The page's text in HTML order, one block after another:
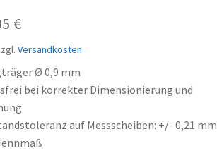
€
€Aktueller
Preis
ist:
19,05 €.
Versandkosten
Ø 0,9 mm
bei korrekter Dimensionierung und
auf Messscheiben: +/- 0,21 mm